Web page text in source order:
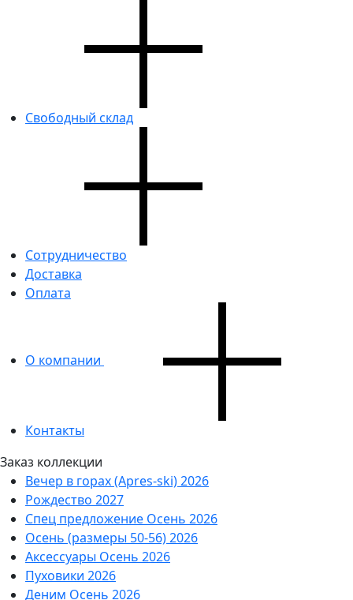
Свободный склад
Сотрудничество
Доставка
Оплата
О компании
Контакты
Заказ коллекции
Вечер в горах (Apres-ski) 2026
Рождество 2027
Спец предложение Осень 2026
Осень (размеры 50-56) 2026
Аксессуары Осень 2026
Пуховики 2026
Деним Осень 2026